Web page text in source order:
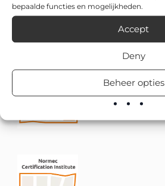
bepaalde functies en mogelijkheden.
Accept
Deny
Beheer opties